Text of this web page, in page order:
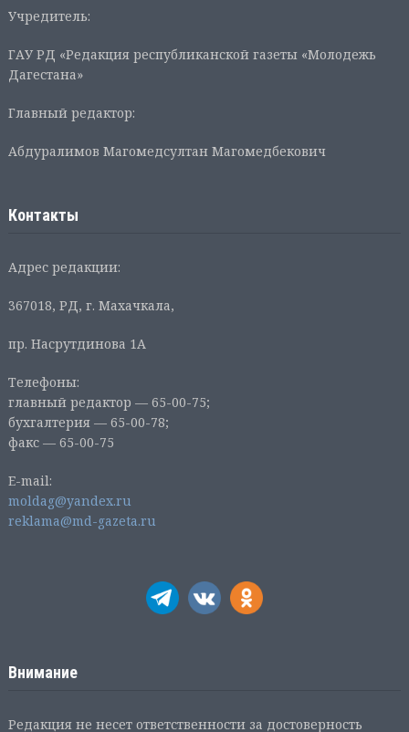
Учредитель:
ГАУ РД «Редакция республиканской газеты «Молодежь
Дагестана»
Главный редактор:
Абдуралимов Магомедсултан Магомедбекович
Контакты
Адрес редакции:
367018, РД, г. Махачкала,
пр. Насрутдинова 1А
Телефоны:
главный редактор — 65-00-75;
бухгалтерия — 65-00-78;
факс — 65-00-75
E-mail:
moldag@yandex.ru
reklama@md-gazeta.ru
Внимание
Редакция не несет ответственности за достоверность